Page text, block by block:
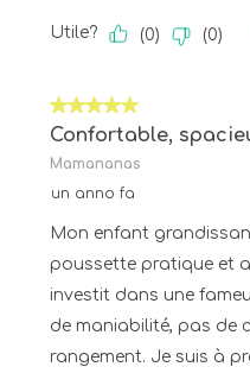
Utile? (0) (0)
5 su 5 stelle.
Confortable,
Mamananas
un anno fa
Mon enfant
poussette pratique et
investit dans une
de maniabilité, pas de
rangement. Je suis à